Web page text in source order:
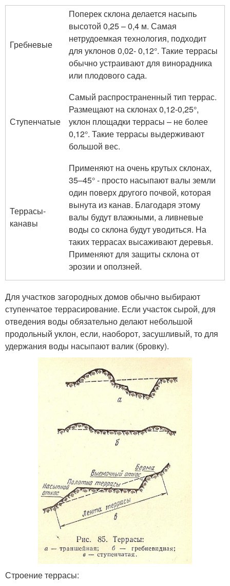
Гребневые
Поперек склона делается насыпь
высотой 0,25 – 0,4 м. Самая
нетрудоемкая технология, подходит
для уклонов 0,02- 0,12°. Такие террасы
обычно устраивают для винорадника
или плодового сада.
Ступенчатые
Самый распространенный тип террас.
Размещают на склонах 0,12-0,25°,
уклон площадки террасы – не более
0,12°. Такие террасы выдерживают
большой вес.
Террасы-
канавы
При­ме­ня­ют на очень крутых склонах,
35–45° - просто насыпают валы земли
один поверх другого почвой, которая
вынута из канав. Благодаря этому
валы будут влажными, а ливневые
воды со склона будут уводиться. На
таких террасах высаживают деревья.
Применяют для защиты склона от
эрозии и оползней.
Для участков загородных домов обычно выбирают
ступенчатое террасирование. Если участок сырой, для
отведения воды обязательно делают небольшой
продольный уклон, если, наоборот, засушливый, то для
удержания воды насыпают валик (бровку).
Строение террасы: